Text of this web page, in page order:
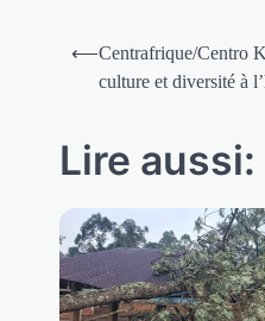
Navigation
⟵Centrafrique/Centro
culture et diversité à
Lire aussi: